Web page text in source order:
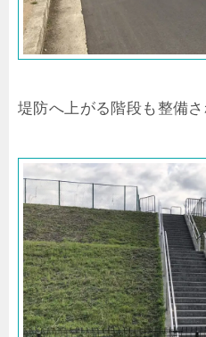
堤防へ上がる階段も整備さ